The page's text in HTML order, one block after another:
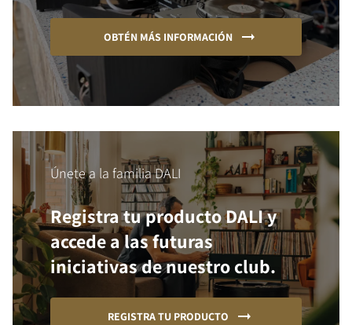
OBTÉN MÁS INFORMACIÓN
Únete a la familia DALI
Registra tu producto DALI y
accede a las futuras
iniciativas de nuestro club.
REGISTRA TU PRODUCTO